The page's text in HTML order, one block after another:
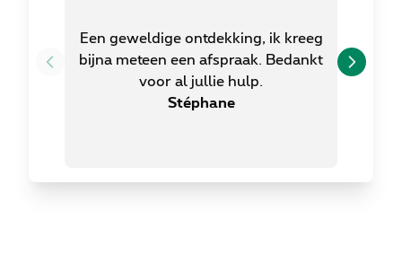
Reviews &
Een geweldige ontdekking, ik kreeg
bijna meteen een afspraak. Bedankt
voor al jullie hulp.
Stéphane
neemt